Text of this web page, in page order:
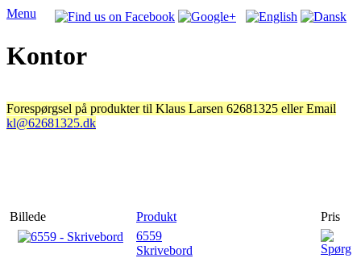
Menu
Kontor
Forespørgsel på produkter til Klaus Larsen 62681325 eller Email
kl@62681325.dk
Billede Produkt
Pris
6559
Skrivebord